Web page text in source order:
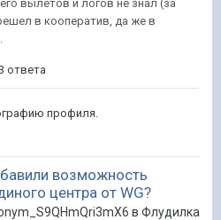
вылетов и логов не знал (за
в кооператив, да же в
ответа
профиля.
возможность
центра от WG?
в Флудилка